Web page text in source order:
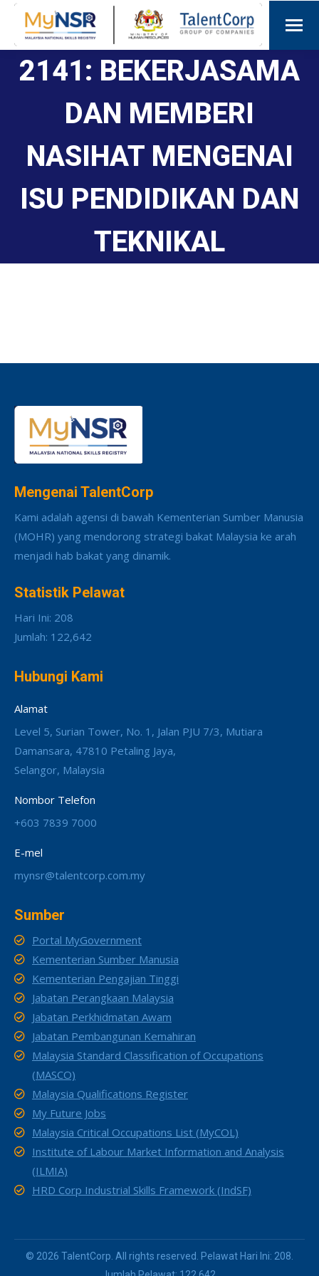
2141: BEKERJASAMA
DAN MEMBERI
NASIHAT MENGENAI
ISU PENDIDIKAN DAN
TEKNIKAL
Mengenai TalentCorp
Kami adalah agensi di bawah Kementerian Sumber Manusia
(MOHR) yang mendorong strategi bakat Malaysia ke arah
menjadi hab bakat yang dinamik.
Statistik Pelawat
Hari Ini: 208
Jumlah: 122,642
Hubungi Kami
Alamat
Level 5, Surian Tower, No. 1, Jalan PJU 7/3, Mutiara
Damansara, 47810 Petaling Jaya,
Selangor, Malaysia
Nombor Telefon
+603 7839 7000
E-mel
mynsr@talentcorp.com.my
Sumber
Portal MyGovernment
Kementerian Sumber Manusia
Kementerian Pengajian Tinggi
Jabatan Perangkaan Malaysia
Jabatan Perkhidmatan Awam
Jabatan Pembangunan Kemahiran
Malaysia Standard Classification of Occupations
(MASCO)
Malaysia Qualifications Register
My Future Jobs
Malaysia Critical Occupations List (MyCOL)
Institute of Labour Market Information and Analysis
(ILMIA)
HRD Corp Industrial Skills Framework (IndSF)
© 2026 TalentCorp. All rights reserved. Pelawat Hari Ini: 208.